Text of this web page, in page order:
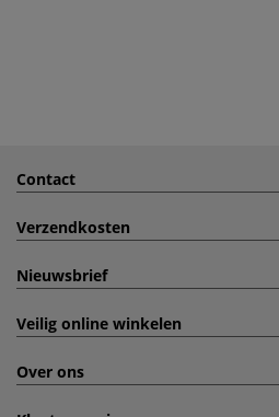
Contact
Verzendkosten
Nieuwsbrief
Veilig online winkelen
Over ons